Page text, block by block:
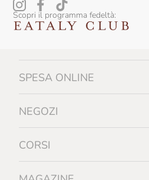
Scopri il programma fedeltà:
SPESA ONLINE
NEGOZI
CORSI